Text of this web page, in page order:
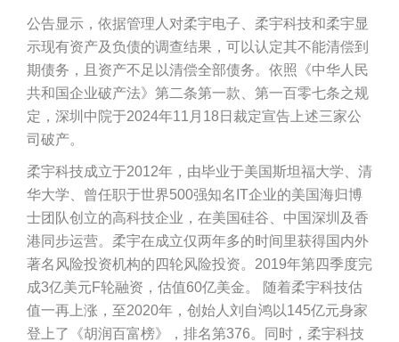
公告显示，依据管理人对柔宇电子、柔宇科技和柔宇显
示现有资产及负债的调查结果，可以认定其不能清偿到
期债务，且资产不足以清偿全部债务。依照《中华人民
共和国企业破产法》第二条第一款、第一百零七条之规
定，深圳中院于2024年11月18日裁定宣告上述三家公
司破产。
柔宇科技成立于2012年，由毕业于美国斯坦福大学、清
华大学、曾任职于世界500强知名IT企业的美国海归博
士团队创立的高科技企业，在美国硅谷、中国深圳及香
港同步运营。柔宇在成立仅两年多的时间里获得国内外
著名风险投资机构的四轮风险投资。2019年第四季度完
成3亿美元F轮融资，估值60亿美金。 随着柔宇科技估
值一再上涨，至2020年，创始人刘自鸿以145亿元身家
登上了《胡润百富榜》，排名第376。同时，柔宇科技